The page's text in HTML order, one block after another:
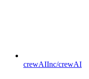
crewAIInc/crewAI